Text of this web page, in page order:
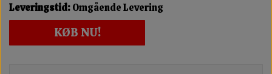
Leveringstid:Omgående Levering
KØB NU!